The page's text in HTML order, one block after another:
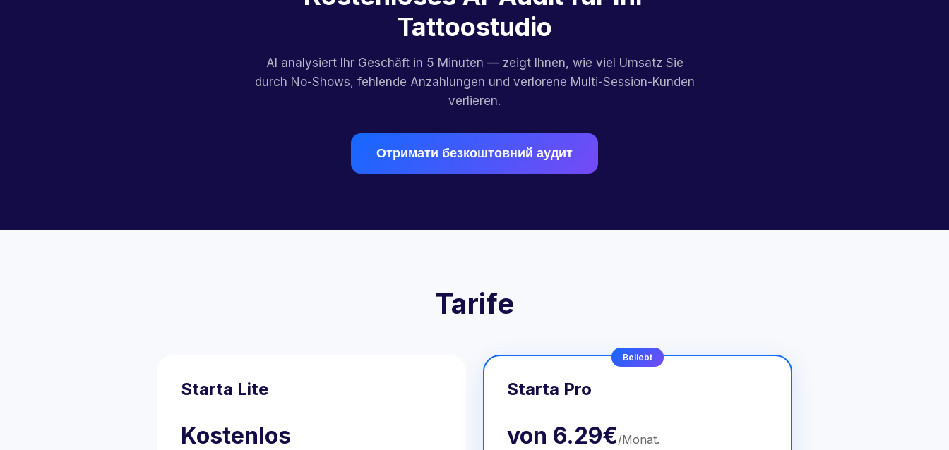
Tattoostudio
AI analysiert Ihr Geschäft in 5 Minuten — zeigt Ihnen, wie viel Umsatz Sie
durch No-Shows, fehlende Anzahlungen und verlorene Multi-Session-Kunden
verlieren.
Отримати безкоштовний аудит
Tarife
Starta Lite
Kostenlos
Beliebt
Starta Pro
von 6.29€/Monat.